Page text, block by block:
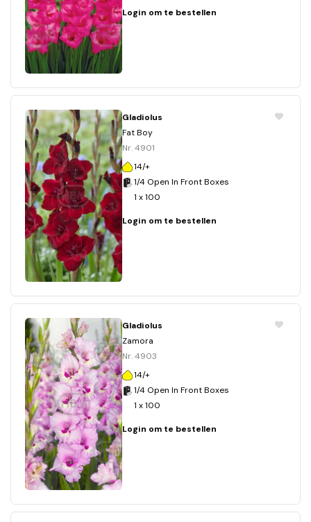
Login om te bestellen
Gladiolus
Fat Boy
Nr. 4901
14/+
1/4 Open In Front Boxes
1 x 100
Login om te bestellen
Gladiolus
Zamora
Nr. 4903
14/+
1/4 Open In Front Boxes
1 x 100
Login om te bestellen